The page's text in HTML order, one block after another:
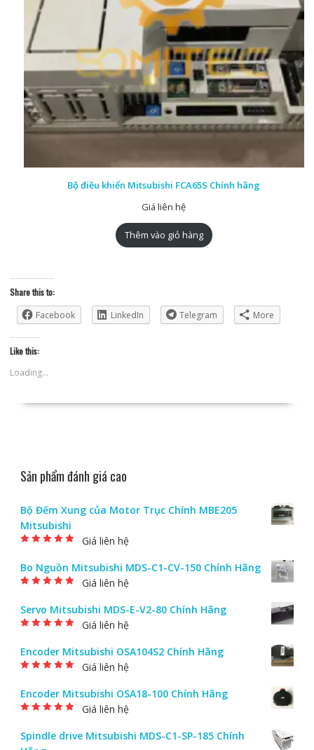
Bộ điều khiển Mitsubishi FCA65S Chính hãng
Giá liên hệ
Thêm vào giỏ hàng
Share this to:
Facebook
LinkedIn Telegram More
Like this:
Loading...
Sản phẩm đánh giá cao
Bộ Đếm Xung của Motor Trục Chính MBE205
Mitsubishi
Giá liên hệ
Bo Nguồn Mitsubishi MDS-C1-CV-150 Chính Hãng
Giá liên hệ
Servo Mitsubishi MDS-E-V2-80 Chính Hãng
Giá liên hệ
Encoder Mitsubishi OSA104S2 Chính Hãng
Giá liên hệ
Encoder Mitsubishi OSA18-100 Chính Hãng
Giá liên hệ
Spindle drive Mitsubishi MDS-C1-SP-185 Chính